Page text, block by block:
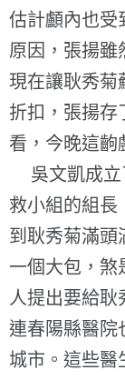
估計顱內也受
原因，張揚雖
現在讓耿秀菊
折扣，張揚存
看，今晚這齣
吳文凱成立
救小組的組長
到耿秀菊滿頭
一個大包，煞
人提出要給耿
連春陽縣醫院
城市。這些醫